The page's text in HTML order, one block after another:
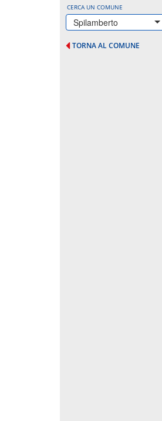
CERCA UN COMUNE
Spilamberto
TORNA AL COMUNE